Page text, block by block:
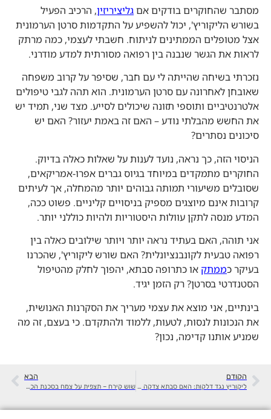
מסתבר שהחוקרים בודקים אםגליציריזין, הרכיב הפעיל
בשורש הליקוריץ', יכול להשפיע על התקדמות סרטן הערמונית
אצל מטופלים הממתינים לניתוח. חשבתי לעצמי, כמה מרתק
לראות את הגשר שנבנה בין רפואה מסורתית למדע מודרני.
נזכרתי בשיחה שהייתה לי עם חבר, שסיפר על קרוב משפחה
שאובחן לאחרונה עם סרטן הערמונית. הוא תהה לגבי טיפולים
אלטרנטיביים ותוספי תזונה שיכולים לסייע. מצד שני, תמיד יש
את החשש מהבלתי נודע – האם זה באמת יעזור? האם יש
סיכונים נסתרים?
הניסוי הזה, כך נראה, נועד לענות על שאלות כאלה בדיוק.
החוקרים מתמקדים במיוחד בגיוס גברים אפרו-אמריקאים,
שסובלים משיעורי תמותה גבוהים יותר מהמחלה, אך לעיתים
קרובות אינם מיוצגים מספיק בניסויים קליניים. פשוט ככה,
המדע מנסה לתקן עוולות היסטוריות ולהיות כוללני יותר.
אני תוהה, האם בעתיד נראה יותר ויותר שילובים כאלה בין
רפואה טבעית לקונבנציונלית? האם שורש ליקוריץ', שהכרנו
בעיקר כממתק או כתרופה סבתא, יהפוך לחלק מהטיפול
הסטנדרטי בסרטן? רק הזמן יגיד.
בינתיים, אני מוצא את עצמי מעריך את הסקרנות האנושית,
את הנכונות לנסות, לטעות, ללמוד ולהתקדם. כי בעצם, זה מה
שמניע אותנו קדימה, נכון?
הקודם
ליקוריץ נגד דלקות: האם סבתא צדקה כל הזמן הזה?
הבא
שוש קירח – תצפית על צמח בסכנת הכחדה!